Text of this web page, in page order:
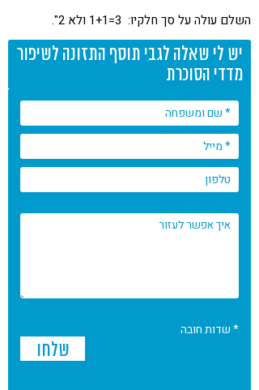
השלם עולה על סך חלקיו: 3=1+1 ולא 2".
יש לי שאלה לגבי תוסף התזונה לשיפור
מדדי הסוכרת
* שדות חובה